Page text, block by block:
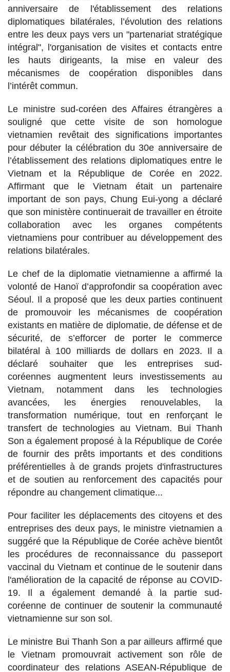
anniversaire de l'établissement des relations
diplomatiques bilatérales, l’évolution des relations
entre les deux pays vers un "partenariat stratégique
intégral", l'organisation de visites et contacts entre
les hauts dirigeants, la mise en valeur des
mécanismes de coopération disponibles dans
l’intérêt commun.
Le ministre sud-coréen des Affaires étrangères a
souligné que cette visite de son homologue
vietnamien revêtait des significations importantes
pour débuter la célébration du 30e anniversaire de
l’établissement des relations diplomatiques entre le
Vietnam et la République de Corée en 2022.
Affirmant que le Vietnam était un partenaire
important de son pays, Chung Eui-yong a déclaré
que son ministère continuerait de travailler en étroite
collaboration avec les organes compétents
vietnamiens pour contribuer au développement des
relations bilatérales.
Le chef de la diplomatie vietnamienne a affirmé la
volonté de Hanoï d’approfondir sa coopération avec
Séoul. Il a proposé que les deux parties continuent
de promouvoir les mécanismes de coopération
existants en matière de diplomatie, de défense et de
sécurité, de s’efforcer de porter le commerce
bilatéral à 100 milliards de dollars en 2023. Il a
déclaré souhaiter que les entreprises sud-
coréennes augmentent leurs investissements au
Vietnam, notamment dans les technologies
avancées, les énergies renouvelables, la
transformation numérique, tout en renforçant le
transfert de technologies au Vietnam. Bui Thanh
Son a également proposé à la République de Corée
de fournir des prêts importants et des conditions
préférentielles à de grands projets d'infrastructures
et de soutien au renforcement des capacités pour
répondre au changement climatique...
Pour faciliter les déplacements des citoyens et des
entreprises des deux pays, le ministre vietnamien a
suggéré que la République de Corée achève bientôt
les procédures de reconnaissance du passeport
vaccinal du Vietnam et continue de le soutenir dans
l'amélioration de la capacité de réponse au COVID-
19. Il a également demandé à la partie sud-
coréenne de continuer de soutenir la communauté
vietnamienne sur son sol.
Le ministre Bui Thanh Son a par ailleurs affirmé que
le Vietnam promouvrait activement son rôle de
coordinateur des relations ASEAN-République de